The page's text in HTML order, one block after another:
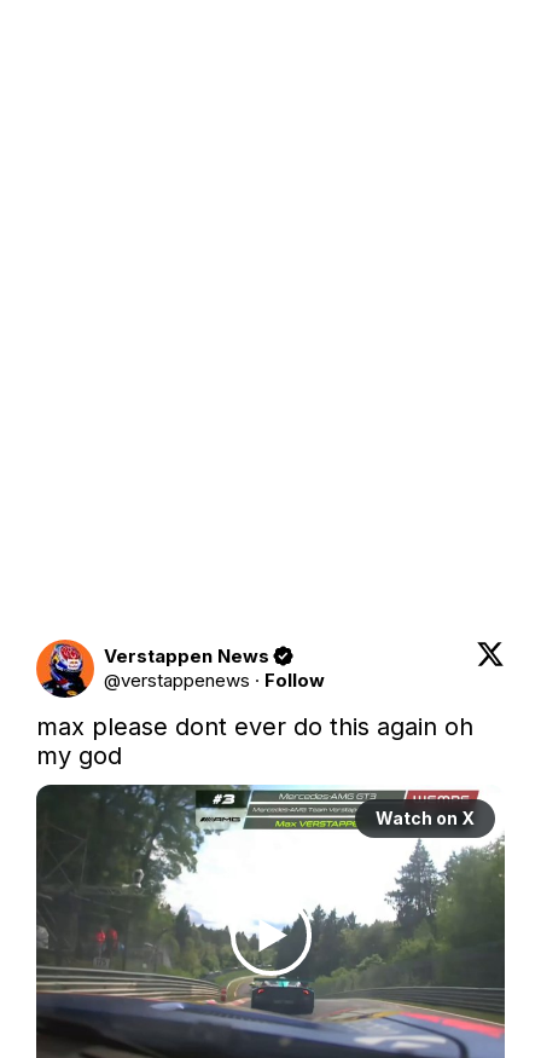
Verstappen News
@verstappenews · Follow
max please dont ever do this again oh
my god
Watch on X